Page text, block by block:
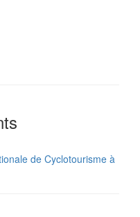
de Cyclotourisme à